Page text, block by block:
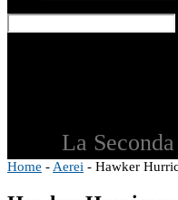
La
Home - Aerei - Hawker